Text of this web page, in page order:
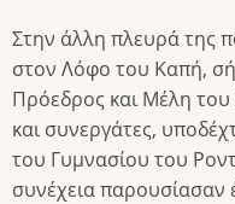
Στην άλλη πλευρά της
στον Λόφο του Καπή,
Πρόεδρος και Μέλη του
και συνεργάτες,
του Γυμνασίου του
συνέχεια παρουσίασαν